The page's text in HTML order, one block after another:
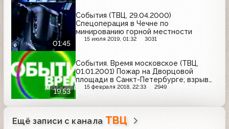
01:45
События (ТВЦ, 29.04.2000)
Спецоперация в Чечне по
минированию горной местности
15 июля 2019, 01:32 3031
19:53
События. Время московское (ТВЦ,
01.01.2001) Пожар на Дворцовой
площади в Санкт-Петербурге; взрыв
бытового газа в Новосибирске;
15 февраля 2018, 22:33 2949
Ещё записи с канала ТВЦ